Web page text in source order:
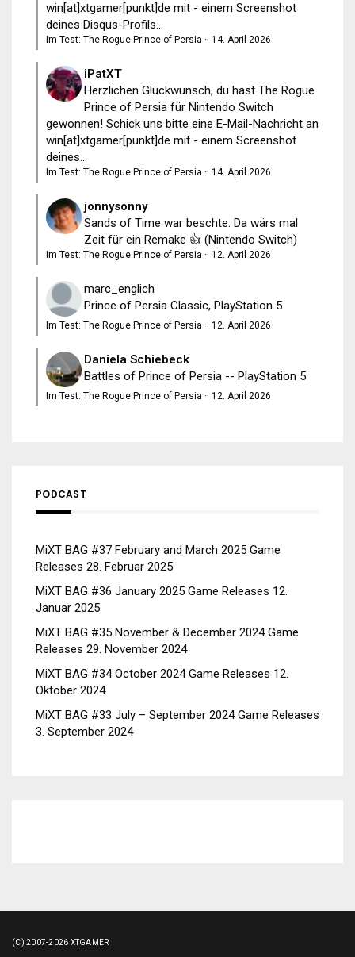
win[at]xtgamer[punkt]de mit - einem Screenshot
deines Disqus-Profils...
Im Test: The Rogue Prince of Persia · 14. April 2026
iPatXT
Herzlichen Glückwunsch, du hast The Rogue
Prince of Persia für Nintendo Switch
gewonnen! Schick uns bitte eine E-Mail-Nachricht an
win[at]xtgamer[punkt]de mit - einem Screenshot
deines...
Im Test: The Rogue Prince of Persia · 14. April 2026
jonnysonny
Sands of Time war beschte. Da wärs mal
Zeit für ein Remake 👍 (Nintendo Switch)
Im Test: The Rogue Prince of Persia · 12. April 2026
marc_englich
Prince of Persia Classic, PlayStation 5
Im Test: The Rogue Prince of Persia · 12. April 2026
Daniela Schiebeck
Battles of Prince of Persia -- PlayStation 5
Im Test: The Rogue Prince of Persia · 12. April 2026
PODCAST
MiXT BAG #37 February and March 2025 Game
Releases 28. Februar 2025
MiXT BAG #36 January 2025 Game Releases 12.
Januar 2025
MiXT BAG #35 November & December 2024 Game
Releases 29. November 2024
MiXT BAG #34 October 2024 Game Releases 12.
Oktober 2024
MiXT BAG #33 July – September 2024 Game Releases
3. September 2024
(C) 2007-2026 XTGAMER